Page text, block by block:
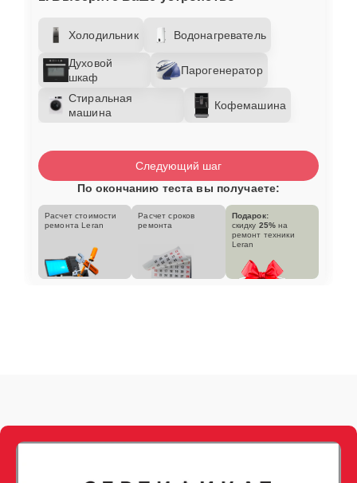
Холодильник Водонагреватель
Духовой
шкаф
Парогенератор
Стиральная
машина
Кофемашина
Следующий шаг
По окончанию теста вы получаете:
Расчет стоимости
ремонта Leran
Расчет сроков
ремонта
Подарок:
скидку 25% на
ремонт техники
Leran